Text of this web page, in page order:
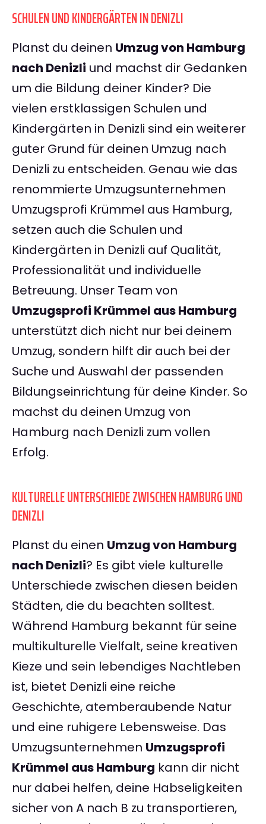
SCHULEN UND KINDERGÄRTEN IN DENIZLI
Planst du deinen Umzug von Hamburg
nach Denizli und machst dir Gedanken
um die Bildung deiner Kinder? Die
vielen erstklassigen Schulen und
Kindergärten in Denizli sind ein weiterer
guter Grund für deinen Umzug nach
Denizli zu entscheiden. Genau wie das
renommierte Umzugsunternehmen
Umzugsprofi Krümmel aus Hamburg,
setzen auch die Schulen und
Kindergärten in Denizli auf Qualität,
Professionalität und individuelle
Betreuung. Unser Team von
Umzugsprofi Krümmel aus Hamburg
unterstützt dich nicht nur bei deinem
Umzug, sondern hilft dir auch bei der
Suche und Auswahl der passenden
Bildungseinrichtung für deine Kinder. So
machst du deinen Umzug von
Hamburg nach Denizli zum vollen
Erfolg.
KULTURELLE UNTERSCHIEDE ZWISCHEN HAMBURG UND
DENIZLI
Planst du einen Umzug von Hamburg
nach Denizli? Es gibt viele kulturelle
Unterschiede zwischen diesen beiden
Städten, die du beachten solltest.
Während Hamburg bekannt für seine
multikulturelle Vielfalt, seine kreativen
Kieze und sein lebendiges Nachtleben
ist, bietet Denizli eine reiche
Geschichte, atemberaubende Natur
und eine ruhigere Lebensweise. Das
Umzugsunternehmen Umzugsprofi
Krümmel aus Hamburg kann dir nicht
nur dabei helfen, deine Habseligkeiten
sicher von A nach B zu transportieren,